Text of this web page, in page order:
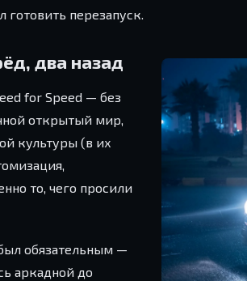
готовить перезапуск.
два назад
for Speed — без
открытый мир,
культуры (в их
то, чего просили
обязательным —
аркадной до